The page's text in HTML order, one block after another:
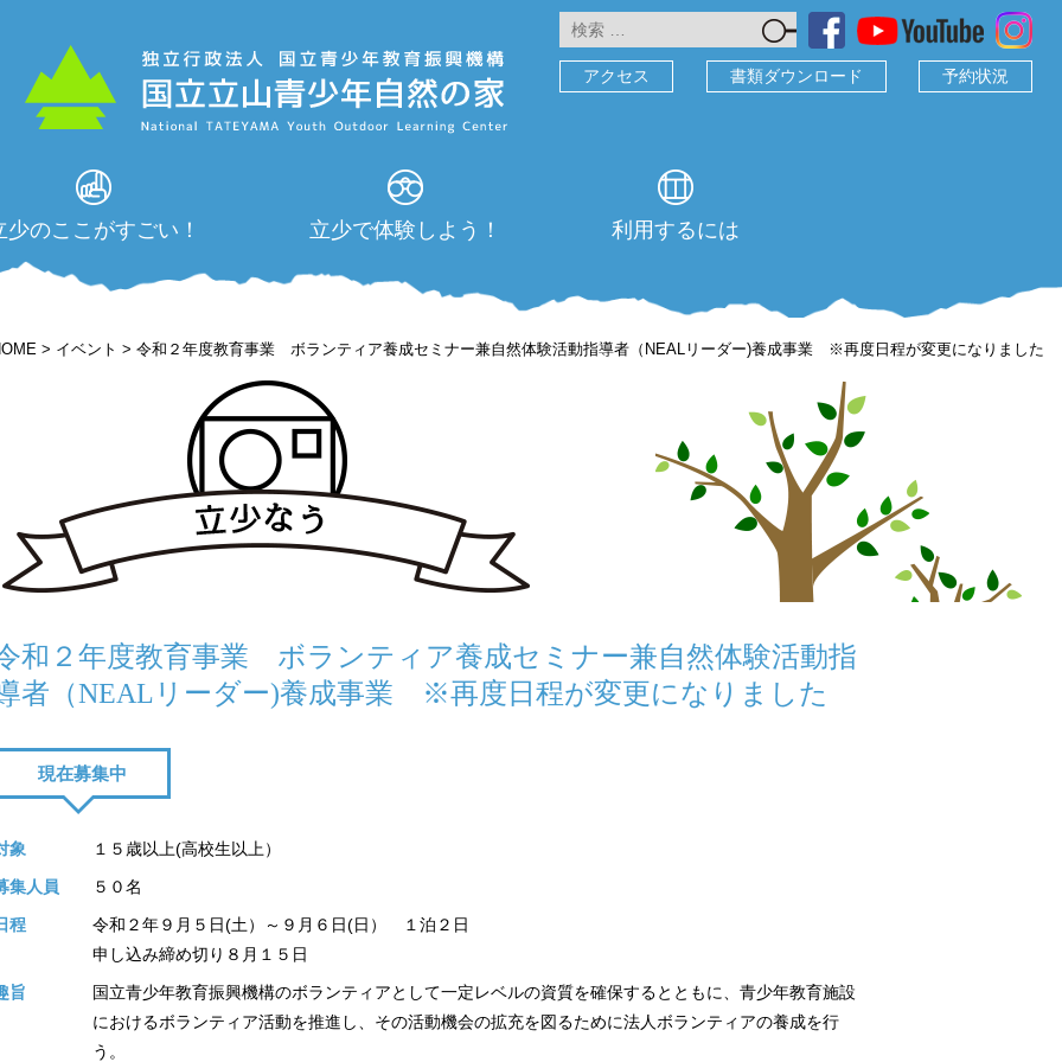
アクセス
書類ダウンロード 予約状況
少のここがすごい！ 立少で体験しよう！ 利用するには
> イベント > 令和２年度教育事業 ボランティア養成セミナー兼自然体験活動指導者（NEALリーダー)養成事業 ※再度日程が変更になりました
和２年度教育事業 ボランティア養成セミナー兼自然体験活動指
者（NEALリーダー)養成事業 ※再度日程が変更になりました
現在募集中
象
１５歳以上(高校生以上）
集人員
５０名
程
令和２年９月５日(土）～９月６日(日） １泊２日
申し込み締め切り８月１５日
旨
国立青少年教育振興機構のボランティアとして一定レベルの資質を確保するとともに、青少年教育施設
におけるボランティア活動を推進し、その活動機会の拡充を図るために法人ボランティアの養成を行
う。